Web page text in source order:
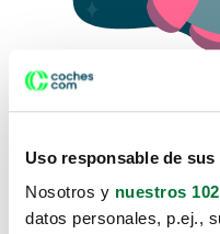
Uso responsable de sus
Nosotros y nuestros
datos personales, p.ej.,